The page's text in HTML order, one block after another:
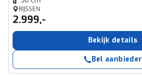
RIJSSEN
2.999,-
Bekijk details
Bel aanbieder